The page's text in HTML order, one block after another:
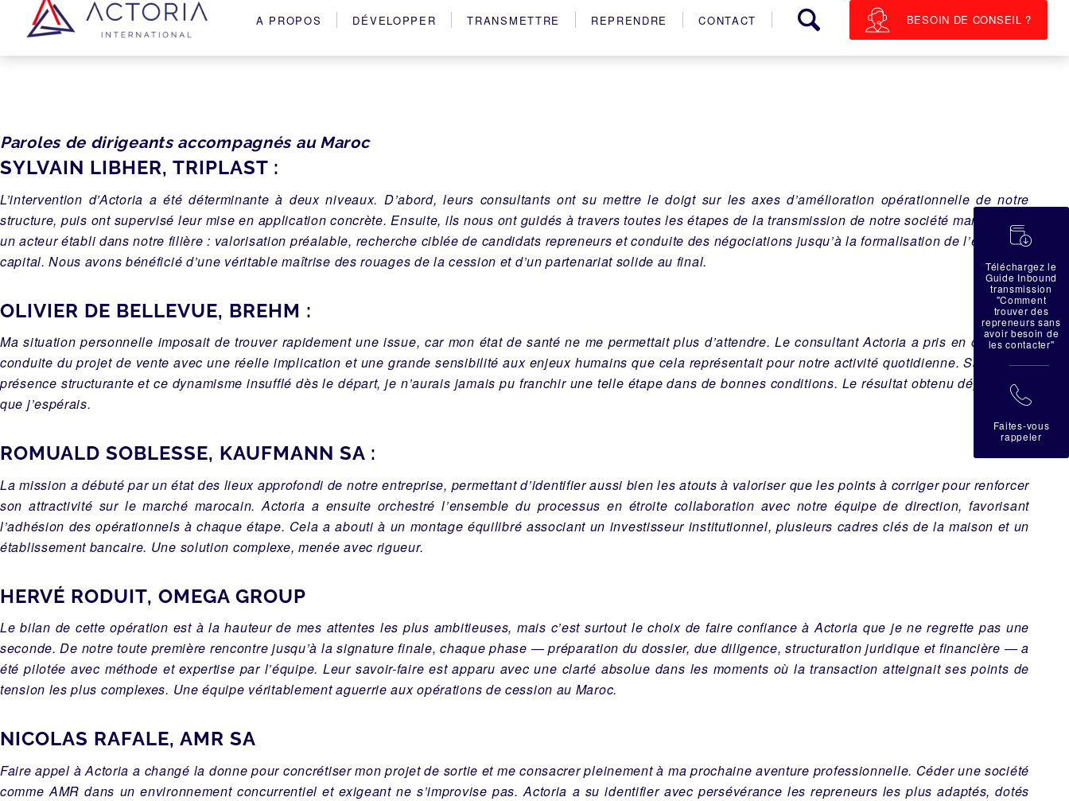
A PROPOS DÉVELOPPER TRANSMETTRE REPRENDRE CONTACT BESOIN DE CONSEIL ?
Paroles de dirigeants accompagnés au Maroc
SYLVAIN LIBHER, TRIPLAST :
L’intervention d’Actoria a été déterminante à deux niveaux. D’abord, leurs consultants ont su mettre le doigt sur les axes d’amélioration opérationnelle de notre
structure, puis ont supervisé leur mise en application concrète. Ensuite, ils nous ont guidés à travers toutes les étapes de la transmission de notre société marocaine à
un acteur établi dans notre filière : valorisation préalable, recherche ciblée de candidats repreneurs et conduite des négociations jusqu’à la formalisation de l’entrée au
capital. Nous avons bénéficié d’une véritable maîtrise des rouages de la cession et d’un partenariat solide au final.
OLIVIER DE BELLEVUE, BREHM :
Ma situation personnelle imposait de trouver rapidement une issue, car mon état de santé ne me permettait plus d’attendre. Le consultant Actoria a pris en charge la
conduite du projet de vente avec une réelle implication et une grande sensibilité aux enjeux humains que cela représentait pour notre activité quotidienne. Sans cette
présence structurante et ce dynamisme insufflé dès le départ, je n’aurais jamais pu franchir une telle étape dans de bonnes conditions. Le résultat obtenu dépasse ce
que j’espérais.
ROMUALD SOBLESSE, KAUFMANN SA :
La mission a débuté par un état des lieux approfondi de notre entreprise, permettant d’identifier aussi bien les atouts à valoriser que les points à corriger pour renforcer
son attractivité sur le marché marocain. Actoria a ensuite orchestré l’ensemble du processus en étroite collaboration avec notre équipe de direction, favorisant
l’adhésion des opérationnels à chaque étape. Cela a abouti à un montage équilibré associant un investisseur institutionnel, plusieurs cadres clés de la maison et un
établissement bancaire. Une solution complexe, menée avec rigueur.
HERVÉ RODUIT, OMEGA GROUP
Le bilan de cette opération est à la hauteur de mes attentes les plus ambitieuses, mais c’est surtout le choix de faire confiance à Actoria que je ne regrette pas une
seconde. De notre toute première rencontre jusqu’à la signature finale, chaque phase — préparation du dossier, due diligence, structuration juridique et financière — a
été pilotée avec méthode et expertise par l’équipe. Leur savoir-faire est apparu avec une clarté absolue dans les moments où la transaction atteignait ses points de
tension les plus complexes. Une équipe véritablement aguerrie aux opérations de cession au Maroc.
NICOLAS RAFALE, AMR SA
Faire appel à Actoria a changé la donne pour concrétiser mon projet de sortie et me consacrer pleinement à ma prochaine aventure professionnelle. Céder une société
comme AMR dans un environnement concurrentiel et exigeant ne s’improvise pas. Actoria a su identifier avec persévérance les repreneurs les plus adaptés, dotés
蠟
Téléchargez le
Guide Inbound
transmission
"Comment
trouver des
repreneurs sans
avoir besoin de
les contacter"
拉
Faites-vous
rappeler